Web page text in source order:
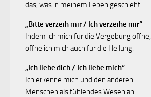
das, was in meinem Leben geschieht.
„Bitte verzeih mir / Ich verzeihe mir“
Indem ich mich für die Vergebung öffne,
öffne ich mich auch für die Heilung.
„Ich liebe dich / Ich liebe mich“
Ich erkenne mich und den anderen
Menschen als fühlendes Wesen an.